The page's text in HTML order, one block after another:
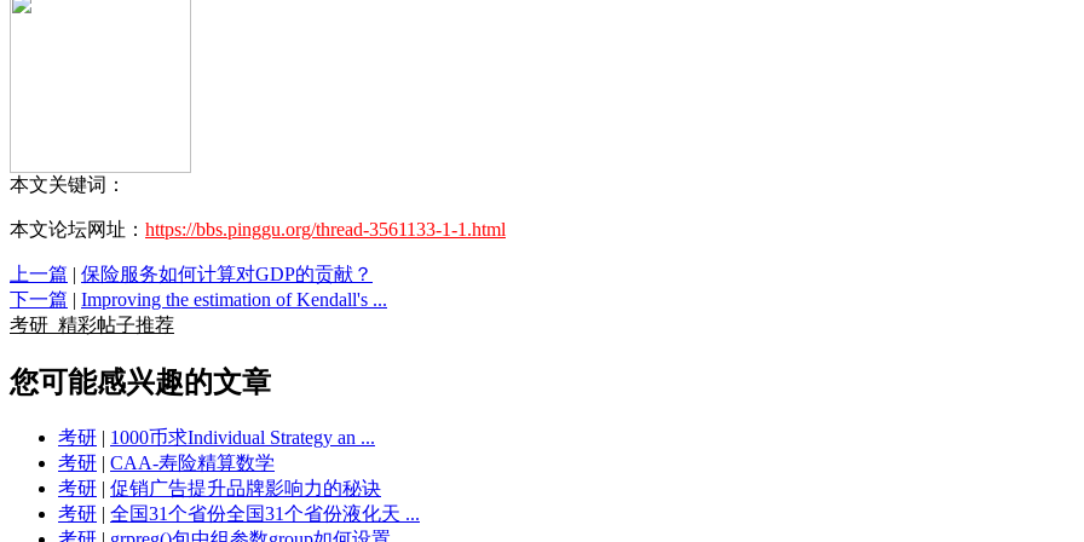
本文关键词：
本文论坛网址： https://bbs.pinggu.org/thread-3561133-1-1.html
上一篇 | 保险服务如何计算对GDP的贡献？
下一篇 | Improving the estimation of Kendall's ...
考研 精彩帖子推荐
您可能感兴趣的文章
考研 | 1000币求Individual Strategy an ...
考研 | CAA-寿险精算数学
考研 | 促销广告提升品牌影响力的秘诀
考研 | 全国31个省份全国31个省份液化天 ...